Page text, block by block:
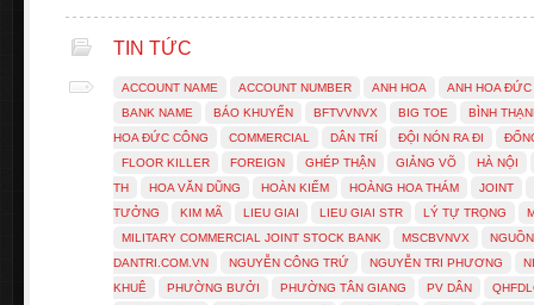
TIN TỨC
ACCOUNT NAME ACCOUNT NUMBER ANH HOA
ANH HOA ĐỨC
BANK NAME
BÁO KHUYẾN BFTVVNVX BIG TOE
BÌNH
HOA ĐỨC CÔNG
COMMERCIAL DÂN TRÍ ĐỘI NÓN RA ĐI
FLOOR KILLER
FOREIGN GHÉP THẬN GIẢNG VÕ
HÀ NỘI
TH
HOA VĂN DŨNG HOÀN KIẾM HOÀNG HOA THÁM
JOINT
TƯỞNG
KIM MÃ LIEU GIAI LIEU GIAI STR LÝ TỰ TRỌNG
MILITARY COMMERCIAL JOINT STOCK BANK
MSCBVNVX
DANTRI.COM.VN
NGUYỄN CÔNG TRỨ NGUYỄN TRI PHƯƠNG
KHUÊ
PHƯỜNG BƯỞI PHƯỜNG TÂN GIANG PV DÂN